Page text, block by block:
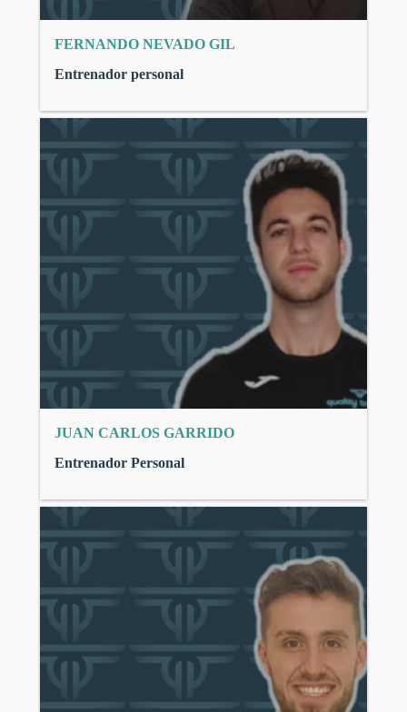
FERNANDO NEVADO GIL
Entrenador personal
JUAN CARLOS GARRIDO
Entrenador Personal